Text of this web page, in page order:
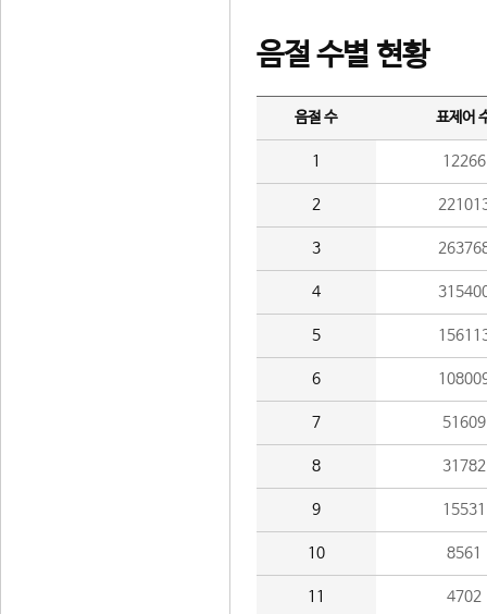
음절 수별 현황
음절 수 표제어
1 12266
2
3
4
5
6
7 51609
8 31782
9 15531
10 8561
11 4702